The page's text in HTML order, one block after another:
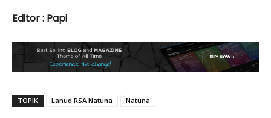
Editor : Papi
TOPIK Lanud RSA Natuna Natuna